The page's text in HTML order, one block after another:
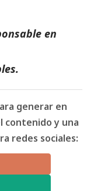
en
generar en
contenido y una
redes sociales: